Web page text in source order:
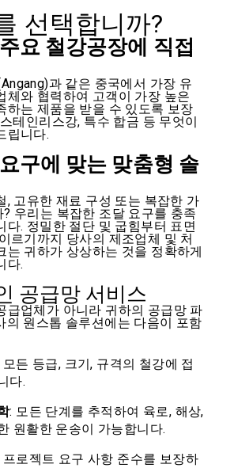
선택합니까?
요 철강공장에 직접
과 같은 중국에서 가장 유
체와 협력하여 고객이 가장 높은
하는 제품을 받을 수 있도록 보장
테인리스강, 특수 합금 등 무엇이
립니다.
구에 맞는 맞춤형 솔
, 고유한 재료 구성 또는 복잡한 가
우리는 복잡한 조달 요구를 충족
다. 정밀한 절단 및 굽힘부터 표면
르기까지 당사의 제조업체 및 처
는 귀하가 상상하는 것을 정확하게
다.
공급망 서비스
급업체가 아니라 귀하의 공급망 파
의 원스톱 솔루션에는 다음이 포함
모든 등급, 크기, 규격의 철강에 접
다.
: 모든 단계를 추적하여 육로, 해상,
원활한 운송이 가능합니다.
프로젝트 요구 사항 준수를 보장하